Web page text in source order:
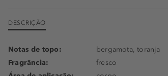
DESCRIÇÃO
Notas de topo:
bergamota, toranja
Fragrância:
fresco